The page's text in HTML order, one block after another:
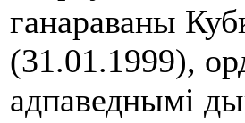
ганараваны
(31.01.1999),
адпаведнымі